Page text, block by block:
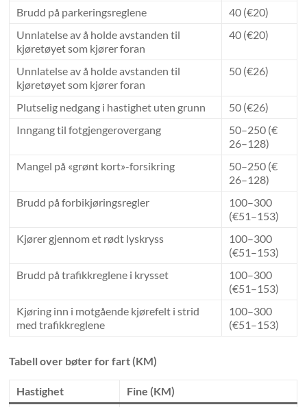
Brudd på parkeringsreglene
40 (€20)
Unnlatelse av å holde avstanden til
kjøretøyet som kjører foran
40 (€20)
Unnlatelse av å holde avstanden til
kjøretøyet som kjører foran
50 (€26)
Plutselig nedgang i hastighet uten grunn
50 (€26)
Inngang til fotgjengerovergang
50–250 (€
26–128)
Mangel på «grønt kort»-forsikring
50–250 (€
26–128)
Brudd på forbikjøringsregler
100–300
(€51–153)
Kjører gjennom et rødt lyskryss
100–300
(€51–153)
Brudd på trafikkreglene i krysset
100–300
(€51–153)
Kjøring inn i motgående kjørefelt i strid
med trafikkreglene
100–300
(€51–153)
Tabell over bøter for fart (KM)
Hastighet
Fine (KM)